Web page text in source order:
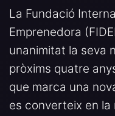
La Fundació
Emprenedora
unanimitat la seva
pròxims quatre
que marca una
es converteix en